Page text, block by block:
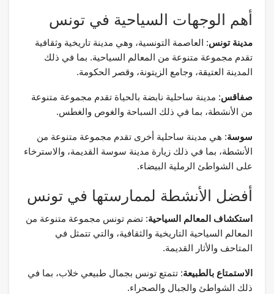
أهم الوجهات السياحية في تونس
مدينة تونس: العاصمة التونسية، وهي مدينة تاريخية وثقافية
تقدم مجموعة متنوعة من المعالم السياحية. بما في ذلك
المدينة العتيقة، وجامع الزيتونة، وقصر الحكومة.
صفاقس: مدينة ساحلية نابضة بالحياة تقدم مجموعة متنوعة
من الأنشطة، بما في ذلك السباحة والغوص والغطس.
سوسة: هي مدينة ساحلية أخرى تقدم مجموعة متنوعة من
الأنشطة، بما في ذلك زيارة مدينة سوسة القديمة، والاسترخاء
على الشواطئ الرملية البيضاء.
أفضل الأنشطة لممارستها في تونس
استكشاف المعالم السياحية: تضم تونس مجموعة متنوعة من
المعالم السياحية التاريخية والثقافية، والتي تتمثل في
المتاحف والأثار القديمة.
الاستمتاع بالطبيعة: تتمتع تونس بجمال طبيعي خلاب، بما في
ذلك الشواطئ والجبال والصحراء.